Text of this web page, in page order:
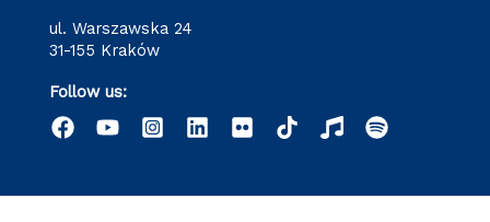
ul. Warszawska 24
31-155 Kraków
Follow us: